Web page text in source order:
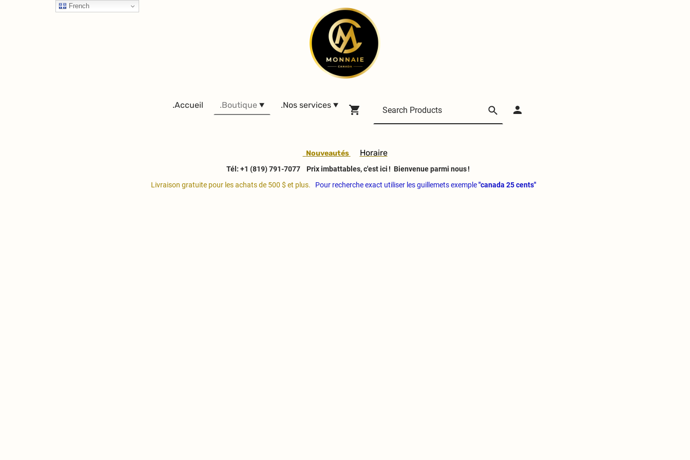
.Accueil .Boutique .Nos services
Nouveautés Horaire
Tél: +1 (819) 791-7077
Prix imbattables, c'est ici ! Bienvenue parmi nous !
Livraison gratuite pour les achats de 500 $ et plus.
Pour recherche exact utiliser les guillemets exemple"canada 25 cents"
French